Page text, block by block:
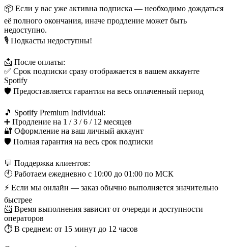
📦 Если у вас уже активна подписка — необходимо дождаться
её полного окончания, иначе продление может быть
недоступно.
🎙️ Подкасты недоступны!
📩 После оплаты:
✅ Срок подписки сразу отображается в вашем аккаунте
Spotify
🛡️ Предоставляется гарантия на весь оплаченный период
🎵 Spotify Premium Individual:
➕ Продление на 1 / 3 / 6 / 12 месяцев
🔐 Оформление на ваш личный аккаунт
🛡️ Полная гарантия на весь срок подписки
💬 Поддержка клиентов:
🕙 Работаем ежедневно с 10:00 до 01:00 по МСК
⚡ Если мы онлайн — заказ обычно выполняется значительно
быстрее
📨 Время выполнения зависит от очереди и доступности
операторов
⏱️ В среднем: от 15 минут до 12 часов